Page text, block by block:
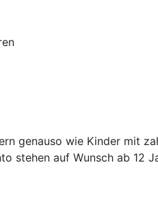
genauso wie Kinder mit
stehen auf Wunsch ab 12